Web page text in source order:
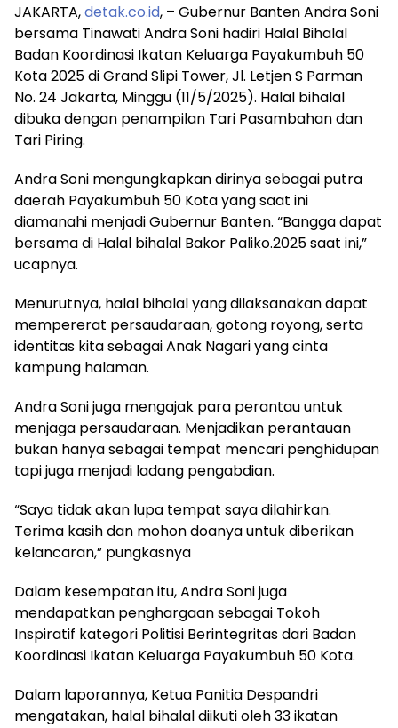
JAKARTA,detak.co.id, – Gubernur Banten Andra Soni
bersama Tinawati Andra Soni hadiri Halal Bihalal
Badan Koordinasi Ikatan Keluarga Payakumbuh 50
Kota 2025 di Grand Slipi Tower, Jl. Letjen S Parman
No. 24 Jakarta, Minggu (11/5/2025). Halal bihalal
dibuka dengan penampilan Tari Pasambahan dan
Tari Piring.
Andra Soni mengungkapkan dirinya sebagai putra
daerah Payakumbuh 50 Kota yang saat ini
diamanahi menjadi Gubernur Banten. “Bangga dapat
bersama di Halal bihalal Bakor Paliko.2025 saat ini,”
ucapnya.
Menurutnya, halal bihalal yang dilaksanakan dapat
mempererat persaudaraan, gotong royong, serta
identitas kita sebagai Anak Nagari yang cinta
kampung halaman.
Andra Soni juga mengajak para perantau untuk
menjaga persaudaraan. Menjadikan perantauan
bukan hanya sebagai tempat mencari penghidupan
tapi juga menjadi ladang pengabdian.
“Saya tidak akan lupa tempat saya dilahirkan.
Terima kasih dan mohon doanya untuk diberikan
kelancaran,” pungkasnya
Dalam kesempatan itu, Andra Soni juga
mendapatkan penghargaan sebagai Tokoh
Inspiratif kategori Politisi Berintegritas dari Badan
Koordinasi Ikatan Keluarga Payakumbuh 50 Kota.
Dalam laporannya, Ketua Panitia Despandri
mengatakan, halal bihalal diikuti oleh 33 ikatan